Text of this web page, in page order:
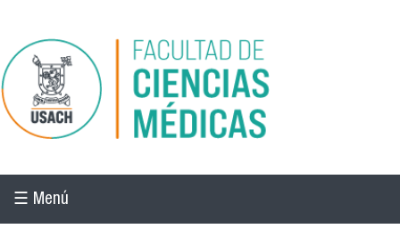
Pasar al contenido principal
☰ Menú